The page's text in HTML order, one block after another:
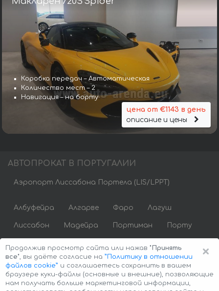
Коробка передач – Автоматическая
Количество мест – 2
Навигация – на борту
цена от €1143 в день
описание и цены
АВТОПРОКАТ В ПОРТУГАЛИИ
Аэропорт Лиссабона Портела (LIS/LPPT)
Албуфейра Алгарве Фаро Лагуш
Лиссабон Мадейра Портиман Порту
×
Продолжив просмотр сайта или нажав "Принять
все", вы даёте согласие на ”Политику в отношении
файлов cookie” и соглашаетесь сохранить в вашем
браузере куки-файлы (основные и внешние), позволяющие
нам получать больше маркетинговой информации,